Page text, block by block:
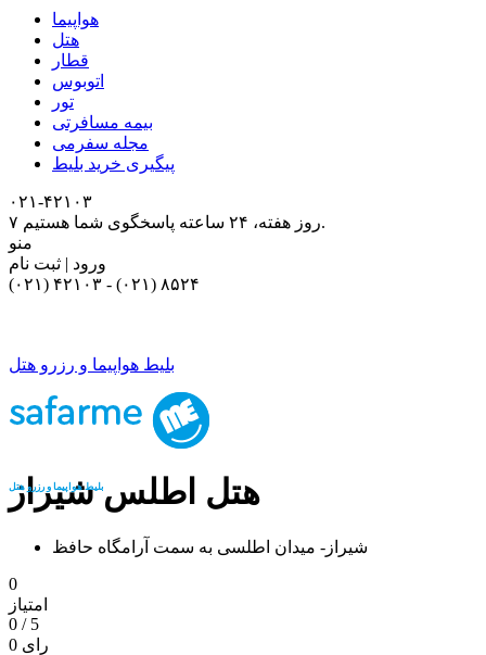
هواپیما
هتل
قطار
اتوبوس
تور
بیمه مسافرتی
مجله سفرمی
پیگیری خرید بلیط
۰۲۱-۴٢١٠٣
۷ روز هفته، ۲۴ ساعته پاسخگوی شما هستیم.
منو
ورود | ثبت نام
- (۰۲۱) ۸۵۲۴
بلیط هواپیما و رزرو هتل
بلیط هواپیما و رزرو هتل
هتل اطلس شیراز
شیراز- میدان اطلسی به سمت آرامگاه حافظ
0
امتیاز
0 / 5
0 رای